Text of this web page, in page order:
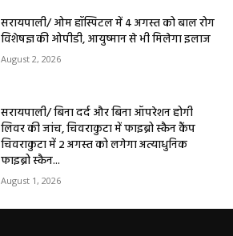
सरायपाली/ ओम हॉस्पिटल में 4 अगस्त को बाल रोग
विशेषज्ञ की ओपीडी, आयुष्मान से भी मिलेगा इलाज
August 2, 2026
सरायपाली/ बिना दर्द और बिना ऑपरेशन होगी
लिवर की जांच, चिवराकुटा में फाइब्रो स्कैन कैंप
चिवराकुटा में 2 अगस्त को लगेगा अत्याधुनिक
फाइब्रो स्कैन...
August 1, 2026